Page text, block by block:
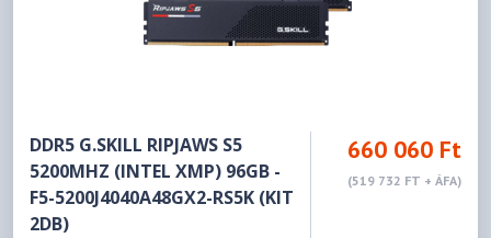
DDR5 G.SKILL RIPJAWS S5
5200MHZ (INTEL XMP) 96GB -
F5-5200J4040A48GX2-RS5K (KIT
2DB)
660 060 Ft
(519 732 FT + ÁFA)